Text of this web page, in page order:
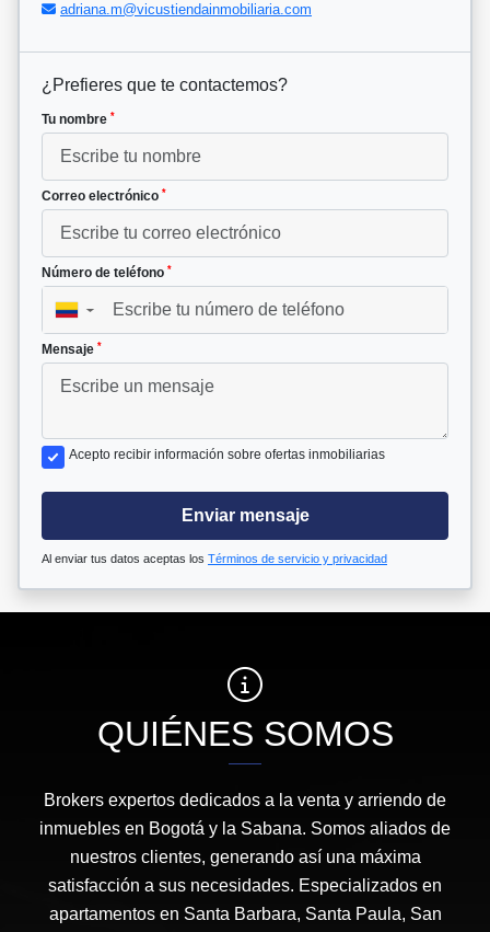
adriana.m@vicustiendainmobiliaria.com
¿Prefieres que te contactemos?
Tu nombre *
Correo electrónico *
Número de teléfono *
▼
Mensaje *
Acepto recibir información sobre ofertas inmobiliarias
Enviar mensaje
Al enviar tus datos aceptas los Términos de servicio y privacidad
QUIÉNES SOMOS
Brokers expertos dedicados a la venta y arriendo de
inmuebles en Bogotá y la Sabana. Somos aliados de
nuestros clientes, generando así una máxima
satisfacción a sus necesidades. Especializados en
apartamentos en Santa Barbara, Santa Paula, San